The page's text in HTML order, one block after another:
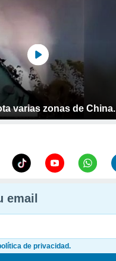
varias zonas de China.
email
de privacidad.